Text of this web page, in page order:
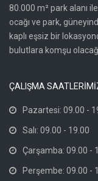
80.000 m² park alanı
ocağı ve park,
kaplı eşsiz bir
bulutlara komşu
ÇALIŞMA
Pazartesi: 09.00 -
Salı: 09.00 - 19.00
Çarşamba: 09.00 -
Perşembe: 09.00 -